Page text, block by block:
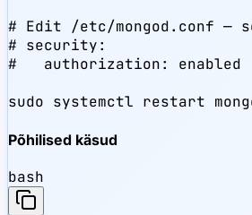
# Edit /etc/mongod.conf —
# security:
#   authorization: enabled
sudo systemctl restart
Põhilised käsud
bash